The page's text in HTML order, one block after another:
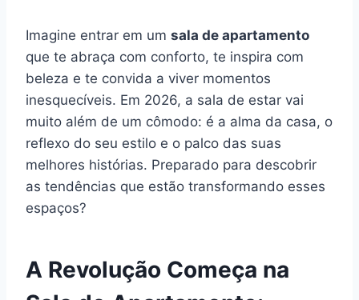
Imagine entrar em um sala de apartamento
que te abraça com conforto, te inspira com
beleza e te convida a viver momentos
inesquecíveis. Em 2026, a sala de estar vai
muito além de um cômodo: é a alma da casa, o
reflexo do seu estilo e o palco das suas
melhores histórias. Preparado para descobrir
as tendências que estão transformando esses
espaços?
A Revolução Começa na